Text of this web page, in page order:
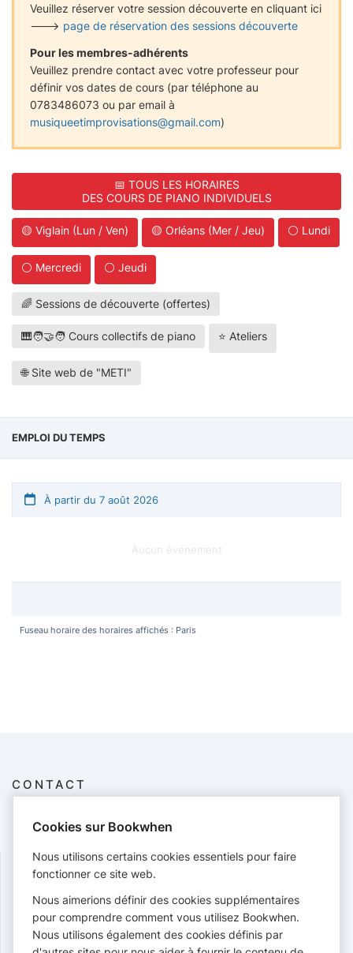
Veuillez réserver votre session découverte en cliquant ici
---> page de réservation des sessions découverte
Pour les membres-adhérents
Veuillez prendre contact avec votre professeur pour
définir vos dates de cours (par téléphone au
0783486073 ou par email à
musiqueetimprovisations@gmail.com)
📅 TOUS LES HORAIRES
DES COURS DE PIANO INDIVIDUELS
🟡 Viglain (Lun / Ven) 🟡 Orléans (Mer / Jeu) ⚪ Lundi
⚪ Mercredi ⚪ Jeudi
🌈 Sessions de découverte (offertes)
🎹🧑‍🤝‍🧑 Cours collectifs de piano ⭐ Ateliers
🌐 Site web de "METI"
EMPLOI DU TEMPS
À partir du 7 août 2026
Aucun événement
Fuseau horaire des horaires affichés : Paris
CONTACT
+33783486073
PAIEMENTS
Cartes acceptées :
Cookies sur Bookwhen
Nous utilisons certains cookies essentiels pour faire
fonctionner ce site web.
Nous aimerions définir des cookies supplémentaires
pour comprendre comment vous utilisez Bookwhen.
Nous utilisons également des cookies définis par